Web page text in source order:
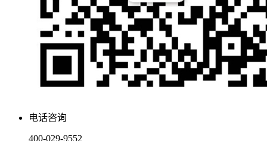
电话咨询
400-029-9552